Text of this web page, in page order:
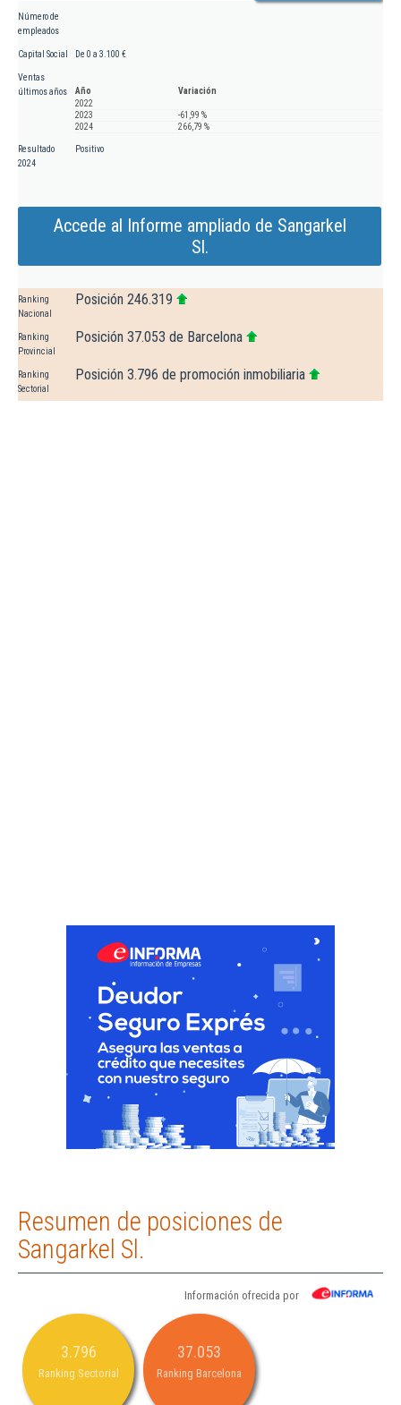
Número de
empleados
Capital Social De 0 a 3.100 €
Ventas
últimos años
Año
Variación
2022
2023
-61,99 %
2024
266,79 %
Resultado
2024
Positivo
Accede al Informe ampliado de Sangarkel
Sl.
Ranking
Nacional
Posición 246.319
Ranking
Provincial
Posición 37.053 de Barcelona
Ranking
Sectorial
Posición 3.796 de promoción inmobiliaria
Resumen de posiciones de
Sangarkel Sl.
Información ofrecida por
3.796
Ranking Sectorial
37.053
Ranking Barcelona